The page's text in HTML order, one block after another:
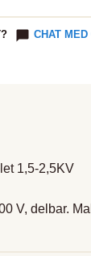
CHAT MED
1,5-2,5KV
V, delbar.